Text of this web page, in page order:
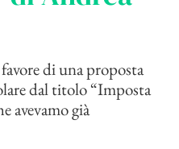
di una proposta
dal titolo “Imposta
avevamo già